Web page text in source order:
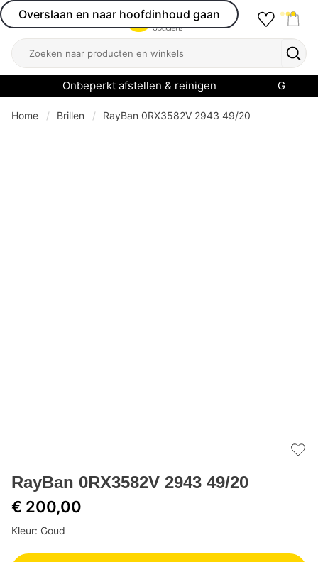
Overslaan en naar hoofdinhoud gaan
Open menu
Zoeken
Onbeperkt afstellen & reinigen
Home Brillen RayBan 0RX3582V 2943 49/20
RayBan 0RX3582V 2943 49/20
€ 200,00
Kleur: Goud